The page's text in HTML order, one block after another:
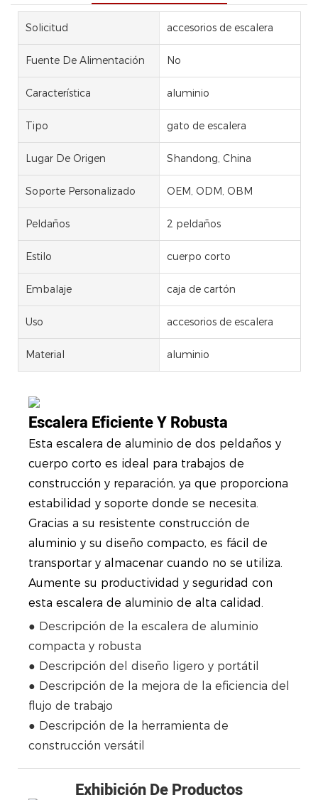
Solicitud accesorios de escalera
Fuente De Alimentación No
Característica aluminio
Tipo gato de escalera
Lugar De Origen Shandong, China
Soporte Personalizado OEM, ODM, OBM
Peldaños 2 peldaños
Estilo cuerpo corto
Embalaje caja de cartón
Uso accesorios de escalera
Material aluminio
Escalera Eficiente Y Robusta
Esta escalera de aluminio de dos peldaños y
cuerpo corto es ideal para trabajos de
construcción y reparación, ya que proporciona
estabilidad y soporte donde se necesita.
Gracias a su resistente construcción de
aluminio y su diseño compacto, es fácil de
transportar y almacenar cuando no se utiliza.
Aumente su productividad y seguridad con
esta escalera de aluminio de alta calidad.
● Descripción de la escalera de aluminio
compacta y robusta
● Descripción del diseño ligero y portátil
● Descripción de la mejora de la eficiencia del
flujo de trabajo
● Descripción de la herramienta de
construcción versátil
Exhibición De Productos